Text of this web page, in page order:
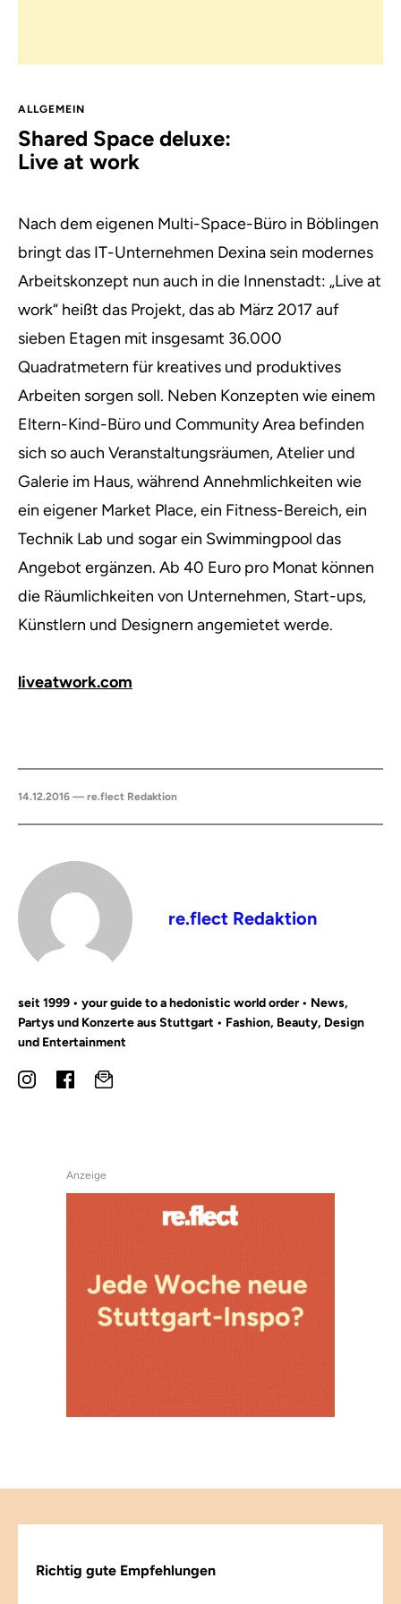
ALLGEMEIN
Shared Space deluxe:
Live at work
Nach dem eigenen Multi-Space-Büro in Böblingen
bringt das IT-Unternehmen Dexina sein modernes
Arbeitskonzept nun auch in die Innenstadt: „Live at
work“ heißt das Projekt, das ab März 2017 auf
sieben Etagen mit insgesamt 36.000
Quadratmetern für kreatives und produktives
Arbeiten sorgen soll. Neben Konzepten wie einem
Eltern-Kind-Büro und Community Area befinden
sich so auch Veranstaltungsräumen, Atelier und
Galerie im Haus, während Annehmlichkeiten wie
ein eigener Market Place, ein Fitness-Bereich, ein
Technik Lab und sogar ein Swimmingpool das
Angebot ergänzen. Ab 40 Euro pro Monat können
die Räumlichkeiten von Unternehmen, Start-ups,
Künstlern und Designern angemietet werde.
liveatwork.com
14.12.2016 — re.flect Redaktion
re.flect Redaktion
seit 1999 • your guide to a hedonistic world order • News,
Partys und Konzerte aus Stuttgart • Fashion, Beauty, Design
und Entertainment
Anzeige
Richtig gute Empfehlungen